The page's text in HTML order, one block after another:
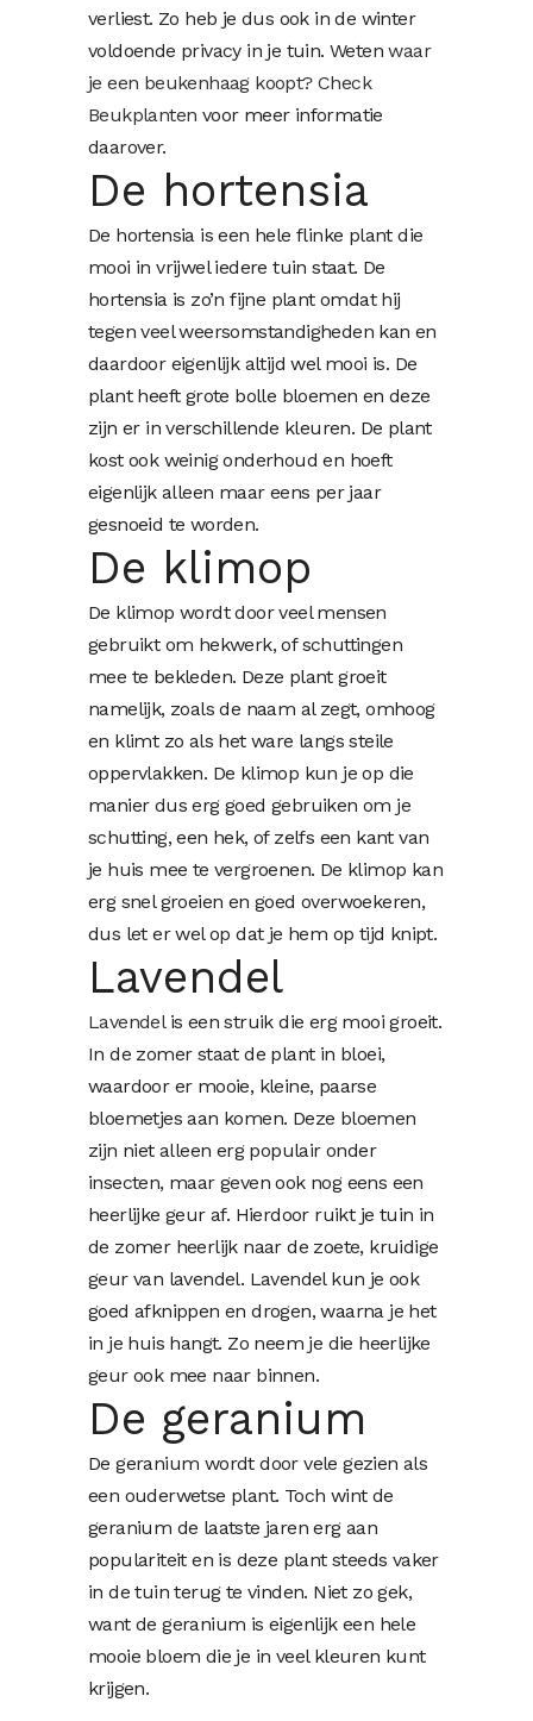
verliest. Zo heb je dus ook in de winter
voldoende privacy in je tuin. Wetenwaar
je een beukenhaag koopt? Check
Beukplanten voor meer informatie
daarover.
De hortensia
De hortensia is een hele flinke plant die
mooi in vrijwel iedere tuin staat. De
hortensia is zo’n fijne plant omdat hij
tegen veel weersomstandigheden kan en
daardoor eigenlijk altijd wel mooi is. De
plant heeft grote bolle bloemen en deze
zijn er in verschillende kleuren. De plant
kost ook weinig onderhoud en hoeft
eigenlijk alleen maar eens per jaar
gesnoeid te worden.
De klimop
De klimop wordt door veel mensen
gebruikt om hekwerk, of schuttingen
mee te bekleden. Deze plant groeit
namelijk, zoals de naam al zegt, omhoog
en klimt zo als het ware langs steile
oppervlakken. De klimop kun je op die
manier dus erg goed gebruiken om je
schutting, een hek, of zelfs een kant van
je huis mee te vergroenen. De klimop kan
erg snel groeien en goed overwoekeren,
dus let er wel op dat je hem op tijd knipt.
Lavendel
Lavendelis een struik die erg mooi groeit.
In de zomer staat de plant in bloei,
waardoor er mooie, kleine, paarse
bloemetjes aan komen. Deze bloemen
zijn niet alleen erg populair onder
insecten, maar geven ook nog eens een
heerlijke geur af. Hierdoor ruikt je tuin in
de zomer heerlijk naar de zoete, kruidige
geur van lavendel. Lavendel kun je ook
goed afknippen en drogen, waarna je het
in je huis hangt. Zo neem je die heerlijke
geur ook mee naar binnen.
De geranium
De geranium wordt door vele gezien als
een ouderwetse plant. Toch wint de
geranium de laatste jaren erg aan
populariteit en is deze plant steeds vaker
in de tuin terug te vinden. Niet zo gek,
want de geranium is eigenlijk een hele
mooie bloem die je in veel kleuren kunt
krijgen.